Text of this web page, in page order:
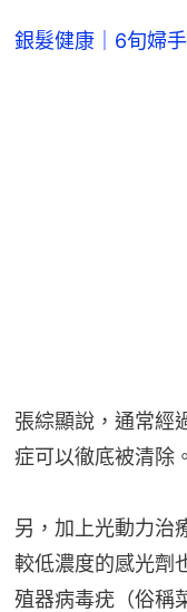
銀髮健康｜6旬婦
張綜顯說，通常經
症可以徹底被清除。
另，加上光動力治
較低濃度的感光劑
殖器病毒疣（俗稱